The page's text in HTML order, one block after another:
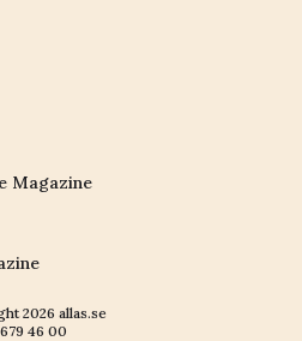
Magazine
2026 allas.se
46 00